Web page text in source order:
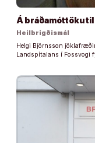
Á bráðamóttöku til
Heilbrigðismál
Helgi Björnsson
Landspítalans í Fossvogi